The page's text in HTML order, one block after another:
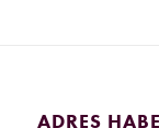
ADRES